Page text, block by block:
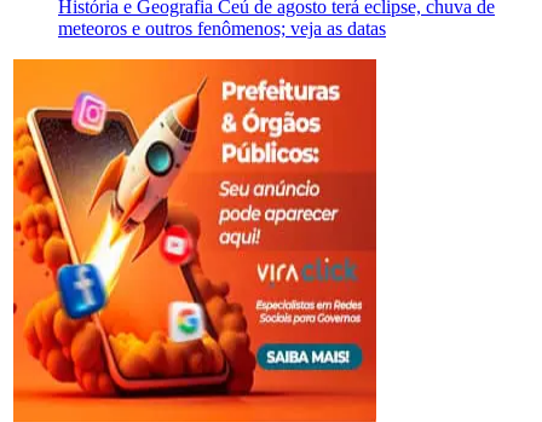
História e Geografia Ceú de agosto terá eclipse, chuva de
meteoros e outros fenômenos; veja as datas